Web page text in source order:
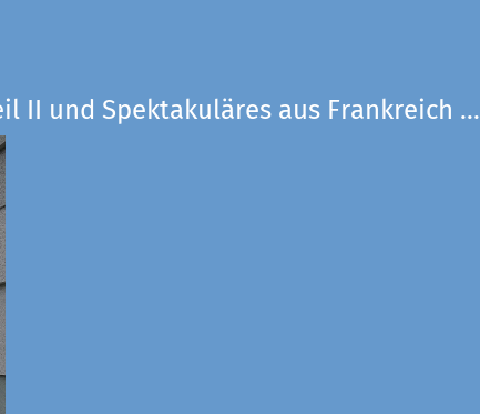
II und Spektakuläres aus Frankreich ...